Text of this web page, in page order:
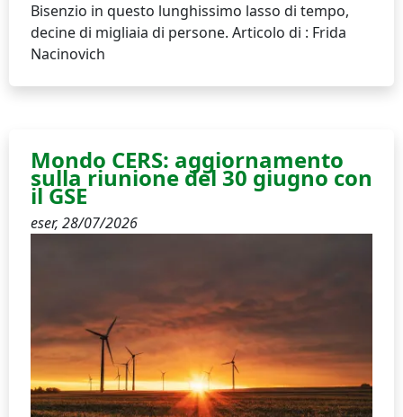
Bisenzio in questo lunghissimo lasso di tempo,
decine di migliaia di persone. Articolo di : Frida
Nacinovich
Mondo CERS: aggiornamento
sulla riunione del 30 giugno con
il GSE
eser, 28/07/2026